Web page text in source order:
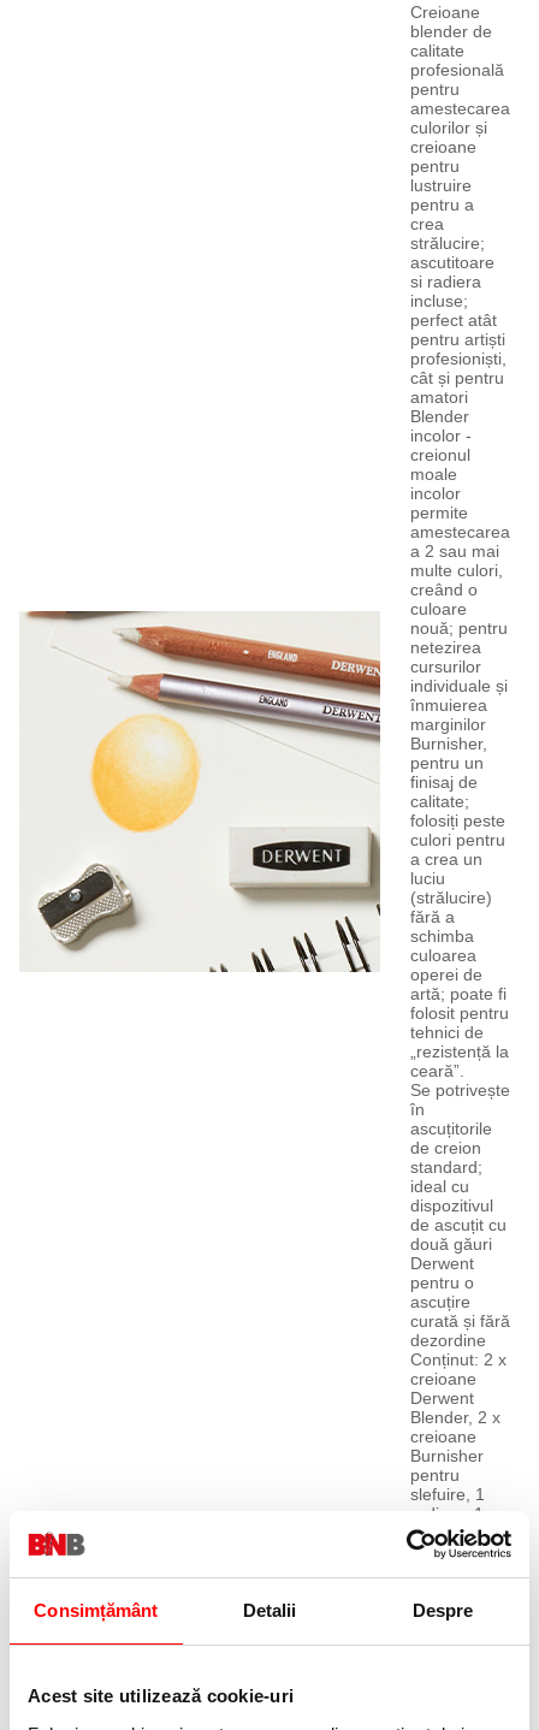
Consimțământ Detalii Despre
Acest site utilizează cookie-uri
Creioane
blender de
calitate
profesională
pentru
amestecarea
culorilor și
creioane
pentru
lustruire
pentru a
crea
strălucire;
ascutitoare
si radiera
incluse;
perfect atât
pentru artiști
profesioniști,
cât și pentru
amatori
Blender
incolor -
creionul
moale
incolor
permite
amestecarea
a 2 sau mai
multe culori,
creând o
culoare
nouă; pentru
netezirea
cursurilor
individuale și
înmuierea
marginilor
Burnisher,
pentru un
finisaj de
calitate;
folosiți peste
culori pentru
a crea un
luciu
(strălucire)
fără a
schimba
culoarea
operei de
artă; poate fi
folosit pentru
tehnici de
„rezistență la
ceară”.
Se potrivește
în
ascuțitorile
de creion
standard;
ideal cu
dispozitivul
de ascuțit cu
două găuri
Derwent
pentru o
ascuțire
curată și fără
dezordine
Conținut: 2 x
creioane
Derwent
Blender, 2 x
creioane
Burnisher
pentru
slefuire, 1
radiera, 1
ascutitoare,
calitate